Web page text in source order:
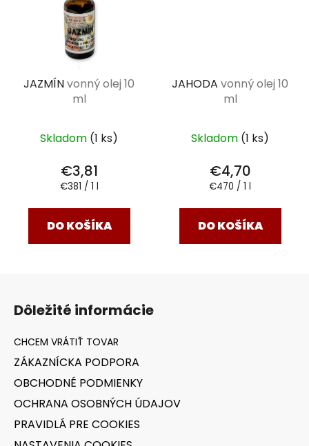
JAZMÍNvonný olej 10
ml
Skladom (1 ks)
€3,81
Jednotková
€381 / 1 l
DO KOŠÍKA
JAHODA vonný olej 10
ml
Skladom (1 ks)
€4,70
Jednotková
€470 / 1 l
DO KOŠÍKA
Dôležité informácie
ZÁKAZNÍCKA PODPORA
OBCHODNÉ PODMIENKY
OCHRANA OSOBNÝCH ÚDAJOV
PRAVIDLÁ PRE COOKIES